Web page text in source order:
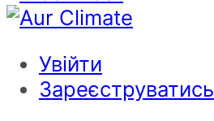
Увійти
Зареєструватись